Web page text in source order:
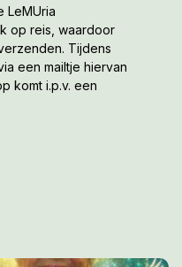
LeMUria
op reis, waardoor
Tijdens
een mailtje hiervan
komt i.p.v. een